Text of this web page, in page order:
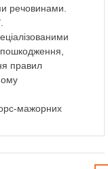
речовинами.
правил
мажорних